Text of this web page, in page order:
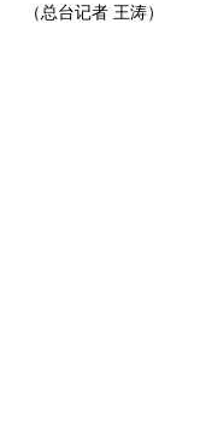
（总台记者 王涛）